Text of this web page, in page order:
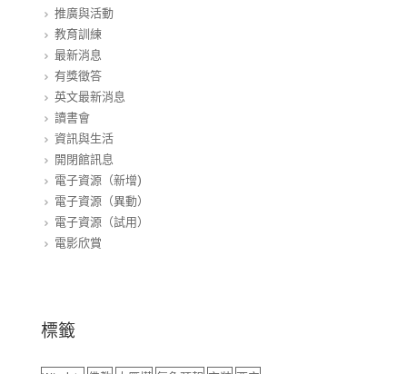
推廣與活動
教育訓練
最新消息
有獎徵答
英文最新消息
讀書會
資訊與生活
開閉館訊息
電子資源（新增)
電子資源（異動）
電子資源（試用）
電影欣賞
標籤